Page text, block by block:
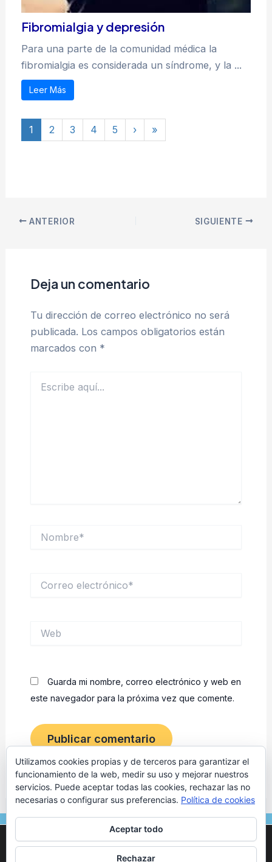
Fibromialgia y depresión
Para una parte de la comunidad médica la
fibromialgia es considerada un síndrome, y la ...
Leer Más
1 2 3 4 5 › »
ANTERIOR SIGUIENTE
Deja un comentario
Tu dirección de correo electrónico no será
publicada. Los campos obligatorios están
marcados con *
aquí...
electrónico*
Guarda mi nombre, correo electrónico y web en
este navegador para la próxima vez que comente.
F
a
c
I
n
s
© 2024 Osteópata en Tarragona | Marc Vives. Todos los
Utilizamos cookies para ofrecerte la mejor experiencia en
nuestra web.
Utilizamos cookies propias y de terceros para garantizar el
funcionamiento de la web, medir su uso y mejorar nuestros
servicios. Puede aceptar todas las cookies, rechazar las no
necesarias o configurar sus preferencias. Política de cookies
Aceptar todo
Rechazar